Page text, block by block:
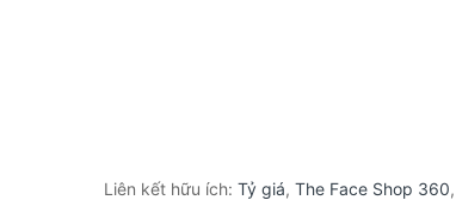
Liên kết hữu ích: Tỷ giá, The Face Shop 360,